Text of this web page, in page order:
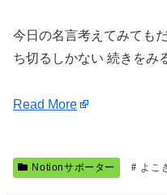
今日の名言考えてみても
ち切るしかない 続きをみ
Read More
Notionサポーター よこ